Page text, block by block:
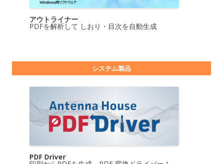
アウトライナー
PDFを解析して しおり・目次を自動生成
システム製品
PDF Driver